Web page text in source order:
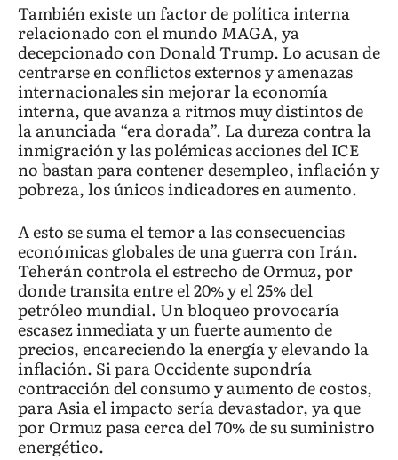
También existe un factor de política interna
relacionado con el mundo MAGA, ya
decepcionado con Donald Trump. Lo acusan de
centrarse en conflictos externos y amenazas
internacionales sin mejorar la economía
interna, que avanza a ritmos muy distintos de
la anunciada “era dorada”. La dureza contra la
inmigración y las polémicas acciones del ICE
no bastan para contener desempleo, inflación y
pobreza, los únicos indicadores en aumento.
A esto se suma el temor a las consecuencias
económicas globales de una guerra con Irán.
Teherán controla el estrecho de Ormuz, por
donde transita entre el 20% y el 25% del
petróleo mundial. Un bloqueo provocaría
escasez inmediata y un fuerte aumento de
precios, encareciendo la energía y elevando la
inflación. Si para Occidente supondría
contracción del consumo y aumento de costos,
para Asia el impacto sería devastador, ya que
por Ormuz pasa cerca del 70% de su suministro
energético.